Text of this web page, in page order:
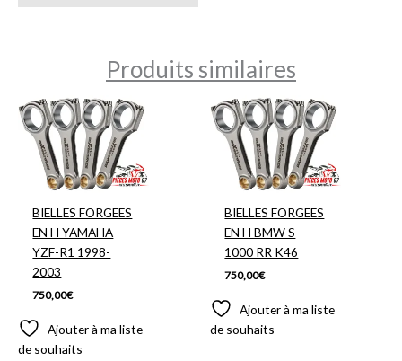
Produits similaires
BIELLES FORGEES
EN H YAMAHA
YZF-R1 1998-
2003
750,00€
Ajouter à ma liste
de souhaits
BIELLES FORGEES
EN H BMW S
1000 RR K46
750,00€
Ajouter à ma liste
de souhaits